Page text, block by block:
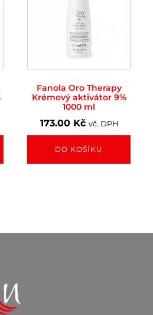
Fanola Oro Therapy
Krémový aktivátor 9%
1000 ml
173.00 Kč vč. DPH
DO KOŠÍKU